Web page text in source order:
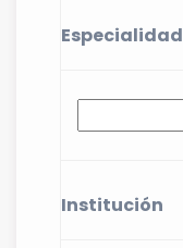
Especialidad
Institución